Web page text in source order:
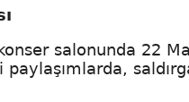
salonunda 22